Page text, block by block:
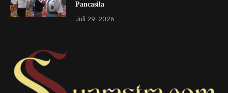
Pancasila
Juli 29, 2026